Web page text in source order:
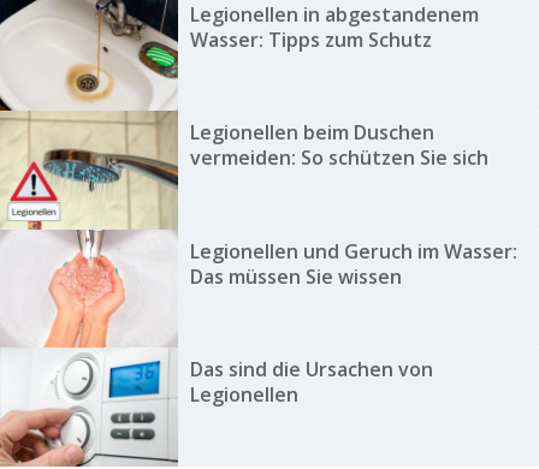
Legionellen in abgestandenem
Wasser: Tipps zum Schutz
Legionellen beim Duschen
vermeiden: So schützen Sie sich
Legionellen und Geruch im Wasser:
Das müssen Sie wissen
Das sind die Ursachen von
Legionellen